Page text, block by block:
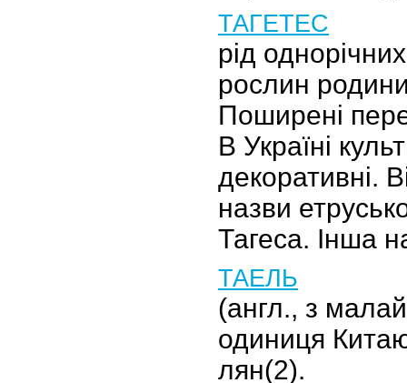
ТАГЕТЕС
рід
рослин
Поширені
В Україні
декоративні.
назви
Тагеса. Інша
ТАЕЛЬ
(англ., з
одиниця
лян(2).